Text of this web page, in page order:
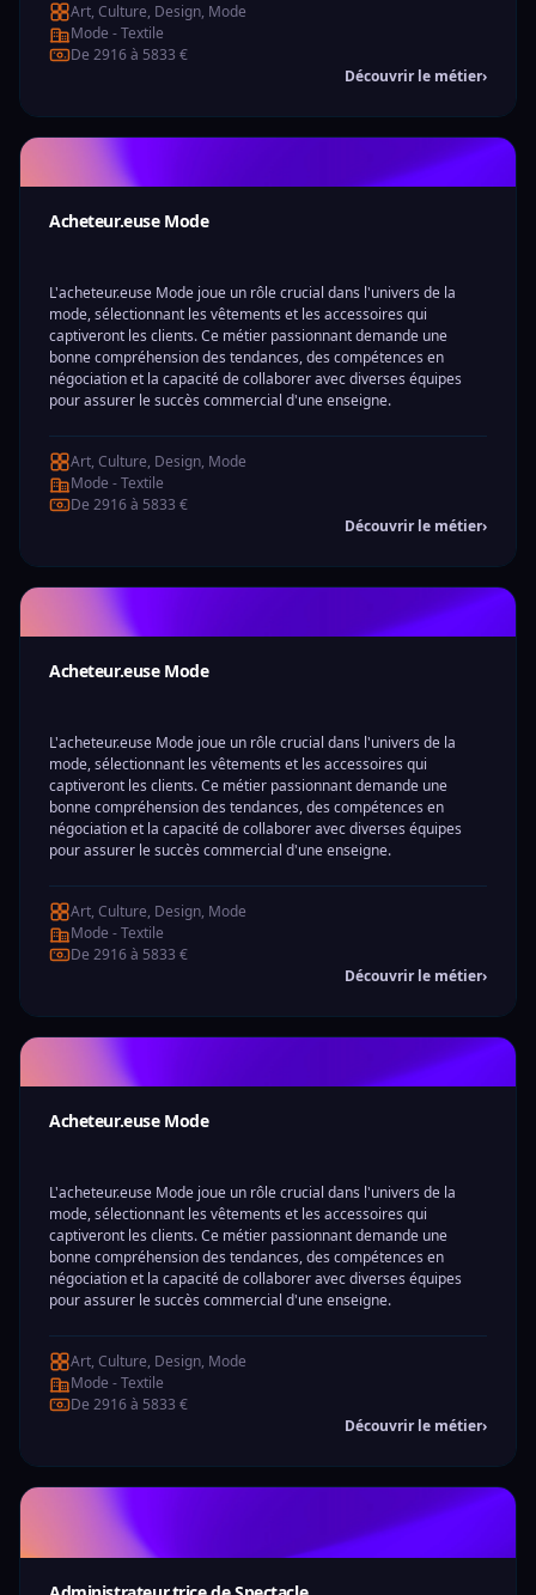
Art, Culture, Design, Mode
Mode - Textile
De 2916 à 5833 €
Découvrir le métier›
Acheteur.euse Mode
L'acheteur.euse Mode joue un rôle crucial dans l'univers de la
mode, sélectionnant les vêtements et les accessoires qui
captiveront les clients. Ce métier passionnant demande une
bonne compréhension des tendances, des compétences en
négociation et la capacité de collaborer avec diverses équipes
pour assurer le succès commercial d'une enseigne.
Art, Culture, Design, Mode
Mode - Textile
De 2916 à 5833 €
Découvrir le métier›
Acheteur.euse Mode
L'acheteur.euse Mode joue un rôle crucial dans l'univers de la
mode, sélectionnant les vêtements et les accessoires qui
captiveront les clients. Ce métier passionnant demande une
bonne compréhension des tendances, des compétences en
négociation et la capacité de collaborer avec diverses équipes
pour assurer le succès commercial d'une enseigne.
Art, Culture, Design, Mode
Mode - Textile
De 2916 à 5833 €
Découvrir le métier›
Acheteur.euse Mode
L'acheteur.euse Mode joue un rôle crucial dans l'univers de la
mode, sélectionnant les vêtements et les accessoires qui
captiveront les clients. Ce métier passionnant demande une
bonne compréhension des tendances, des compétences en
négociation et la capacité de collaborer avec diverses équipes
pour assurer le succès commercial d'une enseigne.
Art, Culture, Design, Mode
Mode - Textile
De 2916 à 5833 €
Découvrir le métier›